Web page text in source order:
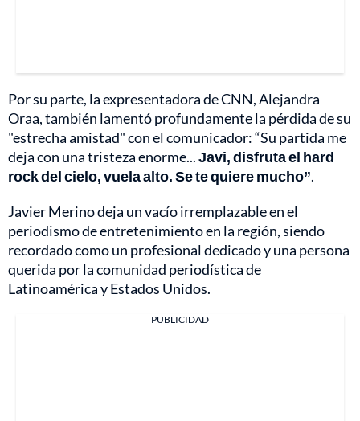
Por su parte, la expresentadora de CNN, Alejandra
Oraa, también lamentó profundamente la pérdida de su
"estrecha amistad" con el comunicador: “Su partida me
deja con una tristeza enorme...Javi, disfruta el hard
rock del cielo, vuela alto. Se te quiere mucho”.
Javier Merino deja un vacío irremplazable en el
periodismo de entretenimiento en la región, siendo
recordado como un profesional dedicado y una persona
querida por la comunidad periodística de
Latinoamérica y Estados Unidos.
PUBLICIDAD